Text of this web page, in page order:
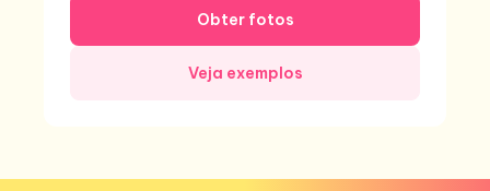
Obter fotos
Veja exemplos